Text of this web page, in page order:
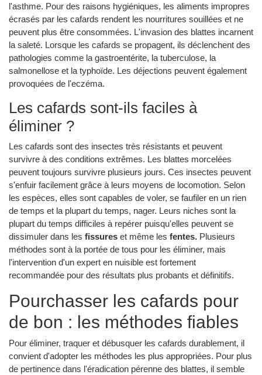
l'asthme. Pour des raisons hygiéniques, les aliments impropres
écrasés par les cafards rendent les nourritures souillées et ne
peuvent plus être consommées. L'invasion des blattes incarnent
la saleté. Lorsque les cafards se propagent, ils déclenchent des
pathologies comme la gastroentérite, la tuberculose, la
salmonellose et la typhoïde. Les déjections peuvent également
provoquées de l'eczéma.
Les cafards sont-ils faciles à
éliminer ?
Les cafards sont des insectes très résistants et peuvent
survivre à des conditions extrêmes. Les blattes morcelées
peuvent toujours survivre plusieurs jours. Ces insectes peuvent
s'enfuir facilement grâce à leurs moyens de locomotion. Selon
les espèces, elles sont capables de voler, se faufiler en un rien
de temps et la plupart du temps, nager. Leurs niches sont la
plupart du temps difficiles à repérer puisqu'elles peuvent se
dissimuler dans les fissures et même les fentes. Plusieurs
méthodes sont à la portée de tous pour les éliminer, mais
l'intervention d'un expert en nuisible est fortement
recommandée pour des résultats plus probants et définitifs.
Pourchasser les cafards pour
de bon : les méthodes fiables
Pour éliminer, traquer et débusquer les cafards durablement, il
convient d'adopter les méthodes les plus appropriées. Pour plus
de pertinence dans l'éradication pérenne des blattes, il semble